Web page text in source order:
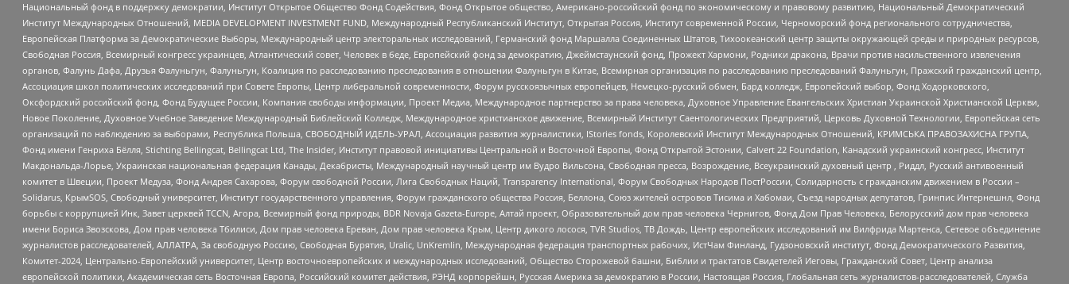
Национальный фонд в поддержку демократии, Институт Открытое Общество Фонд Содействия, Фонд Открытое общество, Американо-российский фонд по экономическому и правовому развитию, Национальный Демократический
Институт Международных Отношений, MEDIA DEVELOPMENT INVESTMENT FUND, Международный Республиканский Институт, Открытая Россия, Институт современной России, Черноморский фонд регионального сотрудничества,
Европейская Платформа за Демократические Выборы, Международный центр электоральных исследований, Германский фонд Маршалла Соединенных Штатов, Тихоокеанский центр защиты окружающей среды и природных ресурсов,
Свободная Россия, Всемирный конгресс украинцев, Атлантический совет, Человек в беде, Европейский фонд за демократию, Джеймстаунский фонд, Прожект Хармони, Родники дракона, Врачи против насильственного извлечения
органов, Фалунь Дафа, Друзья Фалуньгун, Фалуньгун, Коалиция по расследованию преследования в отношении Фалуньгун в Китае, Всемирная организация по расследованию преследований Фалуньгун, Пражский гражданский центр,
Ассоциация школ политических исследований при Совете Европы, Центр либеральной современности, Форум русскоязычных европейцев, Немецко-русский обмен, Бард колледж, Европейский выбор, Фонд Ходорковского,
Оксфордский российский фонд, Фонд Будущее России, Компания свободы информации, Проект Медиа, Международное партнерство за права человека, Духовное Управление Евангельских Христиан Украинской Христианской Церкви,
Новое Поколение, Духовное Учебное Заведение Международный Библейский Колледж, Международное христианское движение, Всемирный Институт Саентологических Предприятий, Церковь Духовной Технологии, Европейская сеть
организаций по наблюдению за выборами, Республика Польша, СВОБОДНЫЙ ИДЕЛЬ-УРАЛ, Ассоциация развития журналистики, IStories fonds, Королевский Институт Международных Отношений, КРИМСЬКА ПРАВОЗАХИСНА ГРУПА,
Фонд имени Генриха Бёлля, Stichting Bellingcat, Bellingcat Ltd, The Insider, Институт правовой инициативы Центральной и Восточной Европы, Фонд Открытой Эстонии, Calvert 22 Foundation, Канадский украинский конгресс, Институт
Макдональда-Лорье, Украинская национальная федерация Канады, Декабристы, Международный научный центр им Вудро Вильсона, Свободная пресса, Возрождение, Всеукраинский духовный центр , Риддл, Русский антивоенный
комитет в Швеции, Проект Медуза, Фонд Андрея Сахарова, Форум свободной России, Лига Свободных Наций, Transparеncy International, Форум Свободных Народов ПостРоссии, Солидарность с гражданским движением в России –
Solidarus, КрымSOS, Свободный университет, Институт государственного управления, Форум гражданского общества Россия, Беллона, Союз жителей островов Тисима и Хабомаи, Съезд народных депутатов, Гринпис Интернешнл, Фонд
борьбы с коррупцией Инк, Завет церквей TCCN, Агора, Всемирный фонд природы, BDR Novaja Gazeta-Europe, Алтай проект, Образовательный дом прав человека Чернигов, Фонд Дом Прав Человека, Белорусский дом прав человека
имени Бориса Звозскова, Дом прав человека Тбилиси, Дом прав человека Ереван, Дом прав человека Крым, Центр дикого лосося, TVR Studios, ТВ Дождь, Центр европейских исследований им Вилфрида Мартенса, Сетевое объединение
журналистов расследователей, АЛЛАТРА, За свободную Россию, Свободная Бурятия, Uralic, UnKremlin, Международная федерация транспортных рабочих, ИстЧам Финланд, Гудзоновский институт, Фонд Демократического Развития,
Комитет-2024, Центрально-Европейский университет, Центр восточноевропейских и международных исследований, Общество Сторожевой башни, Библии и трактатов Свидетелей Иеговы, Гражданский Совет, Центр анализа
европейской политики, Академическая сеть Восточная Европа, Российский комитет действия, РЭНД корпорейшн, Русская Америка за демократию в России, Настоящая Россия, Глобальная сеть журналистов-расследователей, Служба